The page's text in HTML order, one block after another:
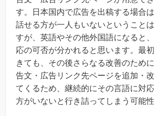
す。日本国内で広告を出稿する場合
話せる方が一人もいないということ
すが、英語やその他外国語になると
応の可否が分かれると思います。最
きても、その後さらなる改善のため
告文・広告リンク先ページを追加・
てくるため、継続的にその言語に対
方がいないと行き詰ってしまう可能性